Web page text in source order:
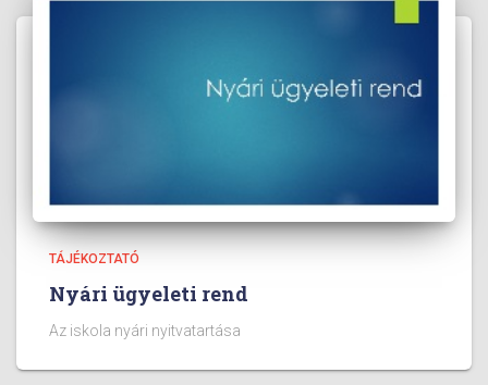
TÁJÉKOZTATÓ
Nyári ügyeleti rend
Az iskola nyári nyitvatartása